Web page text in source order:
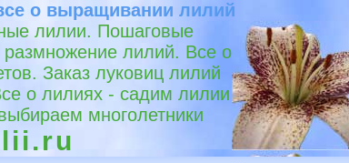
о выращивании лилий
лилии. Пошаговые
размножение лилий. Все о
Заказ луковиц лилий
о лилиях - садим лилии
многолетники